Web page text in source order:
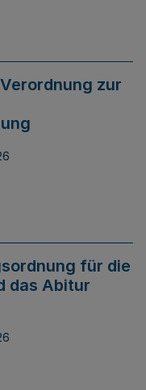
zur
für die
das Abitur